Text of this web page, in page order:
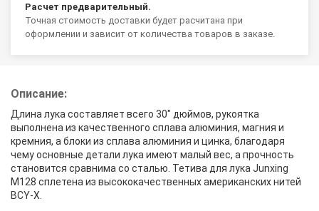
Расчет предварительный.
Точная стоимость доставки будет расчитана при
оформлении и зависит от количества товаров в заказе.
Описание:
Длина лука составляет всего 30" дюймов, рукоятка
выполнена из качественного сплава алюминия, магния и
кремния, а блоки из сплава алюминия и цинка, благодаря
чему основные детали лука имеют малый вес, а прочность
становится сравнима со сталью. Тетива для лука Junxing
M128 сплетена из высококачественных американских нитей
BCY-X.